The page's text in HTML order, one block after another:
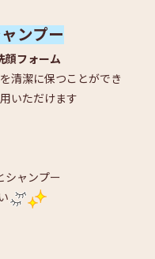
ンプー
顔フォーム
清潔に保つことができ
いただけます
シャンプー